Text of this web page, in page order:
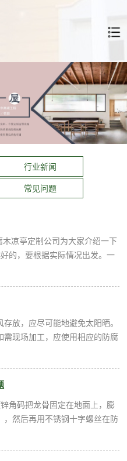
行业新闻
常见问题
凉亭定制公司为大家介绍一下
的，要根据实际情况出发。一
放，应尽可能地避免太阳晒。
需现场加工，应使用相应的防腐
角码把龙骨固定在地面上，膨
，然后再用不锈钢十字螺丝在防